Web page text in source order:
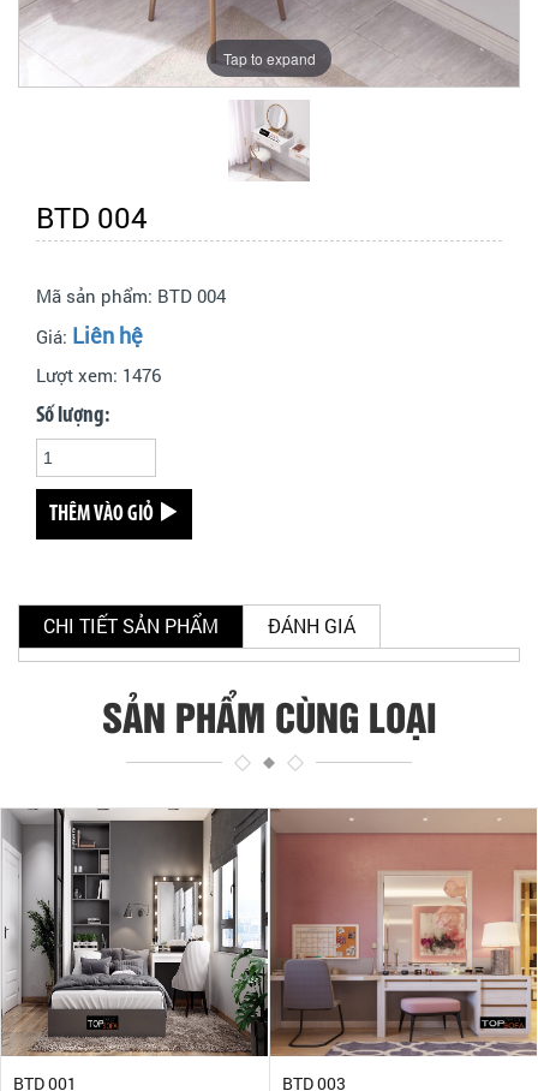
Tap to expand
BTD 004
Mã sản phẩm: BTD 004
Giá: Liên hệ
Lượt xem: 1476
Số lượng:
THÊM VÀO GIỎ
CHI TIẾT SẢN PHẨM ĐÁNH GIÁ
SẢN PHẨM CÙNG LOẠI
BTD 001 BTD 003